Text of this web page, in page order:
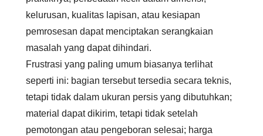
kelurusan, kualitas lapisan, atau kesiapan
pemrosesan dapat menciptakan serangkaian
masalah yang dapat dihindari.
Frustrasi yang paling umum biasanya terlihat
seperti ini: bagian tersebut tersedia secara teknis,
tetapi tidak dalam ukuran persis yang dibutuhkan;
material dapat dikirim, tetapi tidak setelah
pemotongan atau pengeboran selesai; harga